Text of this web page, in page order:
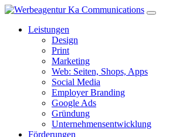
Navigation
Leistungen
Design
Print
Marketing
Web: Seiten, Shops, Apps
Social Media
Employer Branding
Google Ads
Gründung
Unternehmensentwicklung
Förderungen